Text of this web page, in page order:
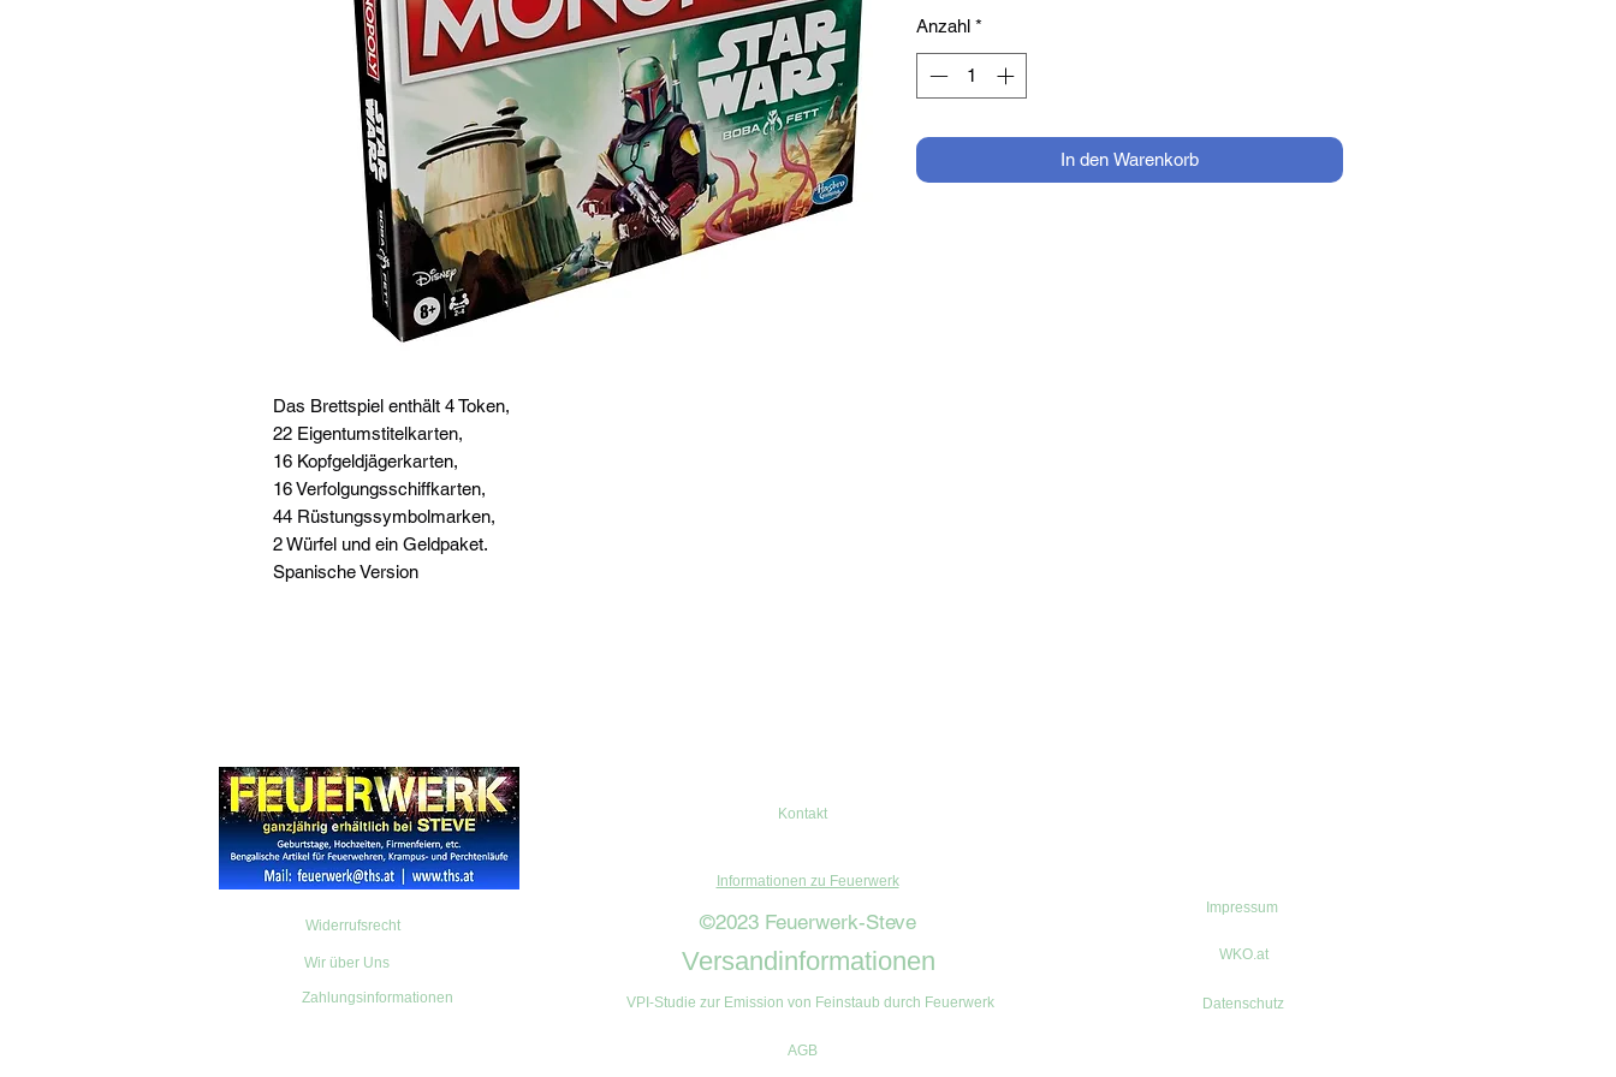
Das Brettspiel enthält 4 Token,
22 Eigentumstitelkarten,
16 Kopfgeldjägerkarten,
16 Verfolgungsschiffkarten,
44 Rüstungssymbolmarken,
2 Würfel und ein Geldpaket.
Spanische Version
Anzahl *
In den Warenkorb
Widerrufsrecht
Wir über Uns
Zahlungsinformationen
Kontakt
Informationen zu Feuerwerk
©2023 Feuerwerk-Steve
Versandinformationen
VPI-Studie zur Emission von Feinstaub durch Feuerwerk
AGB
Impressum
WKO.at
Datenschutz